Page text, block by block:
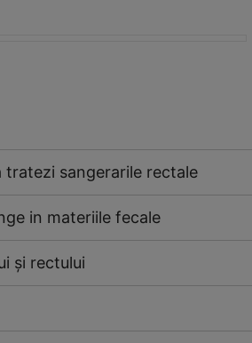
tratezi sangerarile rectale
in materiile fecale
şi rectului